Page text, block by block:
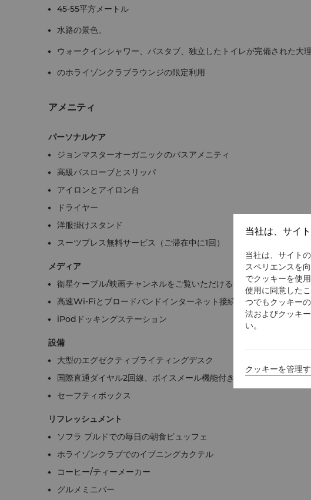
45-55平方メートル
水路の景色。
ウォークインシャワー、バスタブ、独立したトイレが完備された大
のホライゾンクラブラウンジの限定利用
アメニティ
パーソナルケア
ジョンマスターオーガニックのバスアメニティ
高級バスローブとスリッパ
アイロンとアイロン台
ドライヤー
洋服掛けスタンド
スーツプレス無料サービス（ご滞在中に1回）
メディア
衛星ケーブル/映画チャンネルをご覧いただける40インチLCDテレビ
高速Wi-Fiとブロードバンドインターネット接続
iPodドッキングステーション
設備
大型のエグゼクティブライティングデスク
国際直通ダイヤル2回線、ボイスメール機能付き
セーフティボックス
リフレッシュメント
ソフラ ブルドでの毎日の朝食ビュッフェ
ホライゾンクラブでのイブニングカクテル
コーヒー/ティーメーカー
グルメミニバー
当社は、サイ
当社は、サイト
スペリエンスを
でクッキーを使
使用に同意した
つでもクッキー
法およびクッキ
い。
クッキーを管理